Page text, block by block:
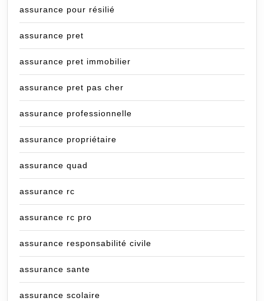
assurance pour résilié
assurance pret
assurance pret immobilier
assurance pret pas cher
assurance professionnelle
assurance propriétaire
assurance quad
assurance rc
assurance rc pro
assurance responsabilité civile
assurance sante
assurance scolaire